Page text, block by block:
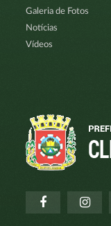
Galeria de Fotos
Notícias
Vídeos